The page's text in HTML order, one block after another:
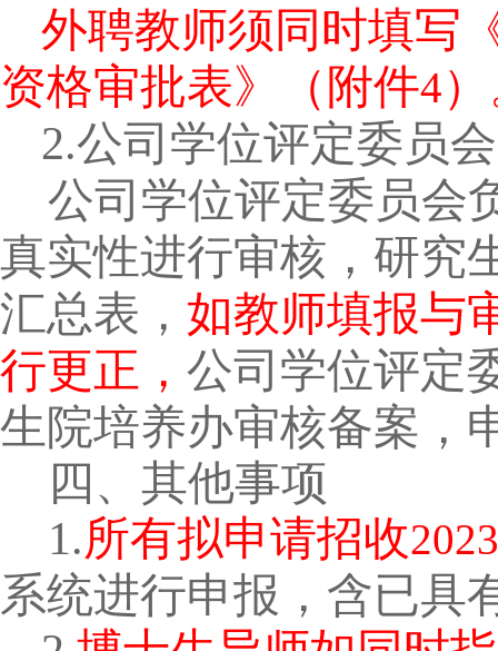
外聘教师须同时填写
资格审批表》（附件4
2.公司学位评定委员
公司学位评定委员会
真实性进行审核，研究
汇总表， 如教师填报与
行更正， 公司学位评定
生院培养办审核备案，
四、其他事项
1.所有拟申请招收2023
系统进行申报，含已具